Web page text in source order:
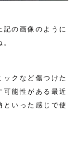
の画像のように
クなど傷つけた
可能性がある最近
いった感じで使